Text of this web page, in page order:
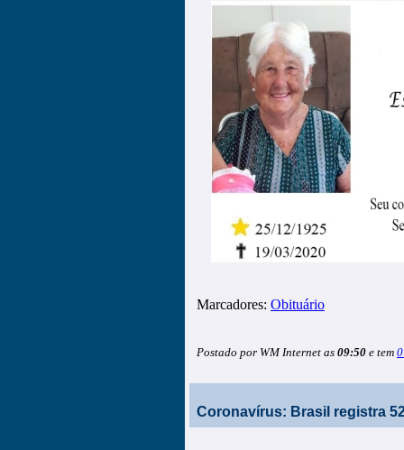
Marcadores: Obituário
Postado por WM Internet as 09:50 e tem
Coronavírus: Brasil registra